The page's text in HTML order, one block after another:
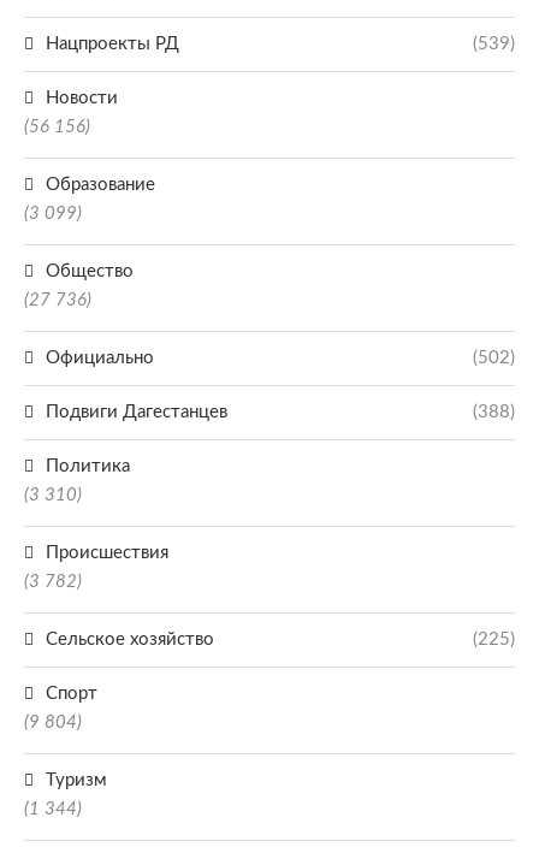
Нацпроекты РД (539)
Новости
(56 156)
Образование
(3 099)
Общество
(27 736)
Официально (502)
Подвиги Дагестанцев (388)
Политика
(3 310)
Происшествия
(3 782)
Сельское хозяйство (225)
Спорт
(9 804)
Туризм
(1 344)